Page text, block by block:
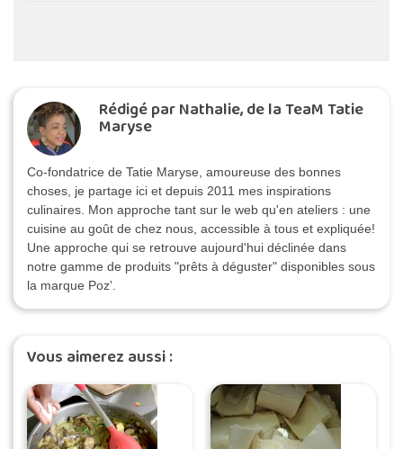
Rédigé par Nathalie, de la TeaM Tatie
Maryse
Co-fondatrice de Tatie Maryse, amoureuse des bonnes
choses, je partage ici et depuis 2011 mes inspirations
culinaires. Mon approche tant sur le web qu'en ateliers : une
cuisine au goût de chez nous, accessible à tous et expliquée!
Une approche qui se retrouve aujourd'hui déclinée dans
notre gamme de produits "prêts à déguster" disponibles sous
la marque Poz'.
Vous aimerez aussi :